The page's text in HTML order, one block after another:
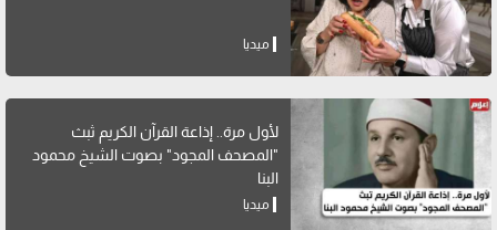
ميديا
لأول مرة.. إذاعة القرآن الكريم ثبث
"المصحف المجود" بصوت الشيخ محمود
البنا
ميديا